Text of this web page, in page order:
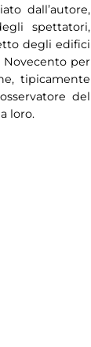
dall’autore,
spettatori,
degli edifici
Novecento per
tipicamente
del
loro.